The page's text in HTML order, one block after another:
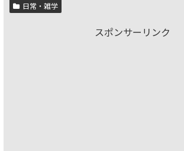
日常・雑学
スポンサーリンク